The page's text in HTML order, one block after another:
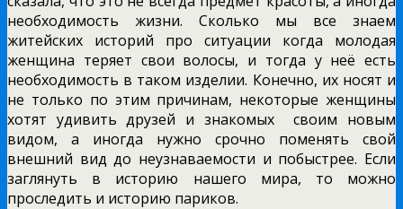
необходимость жизни. Сколько мы все знаем
житейских историй про ситуации когда молодая
женщина теряет свои волосы, и тогда у неё есть
необходимость в таком изделии. Конечно, их носят и
не только по этим причинам, некоторые женщины
хотят удивить друзей и знакомых своим новым
видом, а иногда нужно срочно поменять свой
внешний вид до неузнаваемости и побыстрее. Если
заглянуть в историю нашего мира, то можно
проследить и историю париков.